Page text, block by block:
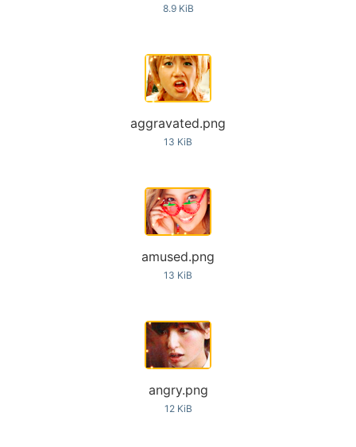
8.9 KiB
aggravated.png
13 KiB
amused.png
13 KiB
angry.png
12 KiB